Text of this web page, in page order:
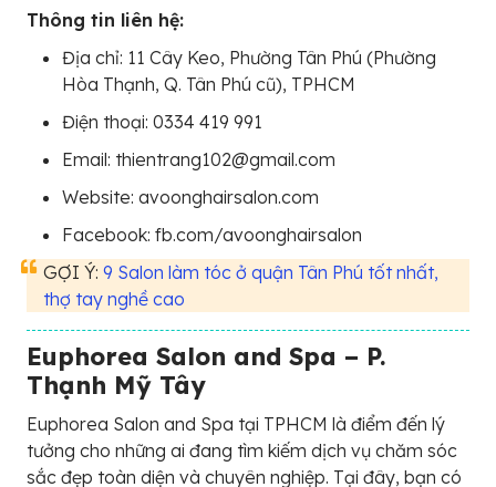
Thông tin liên hệ:
Địa chỉ: 11 Cây Keo, Phường Tân Phú (Phường
Hòa Thạnh, Q. Tân Phú cũ), TPHCM
Điện thoại: 0334 419 991
Email: thientrang102@gmail.com
Website: avoonghairsalon.com
Facebook: fb.com/avoonghairsalon
GỢI Ý: 9 Salon làm tóc ở quận Tân Phú tốt nhất,
thợ tay nghề cao
Euphorea Salon and Spa – P.
Thạnh Mỹ Tây
Euphorea Salon and Spa tại TPHCM là điểm đến lý
tưởng cho những ai đang tìm kiếm dịch vụ chăm sóc
sắc đẹp toàn diện và chuyên nghiệp. Tại đây, bạn có